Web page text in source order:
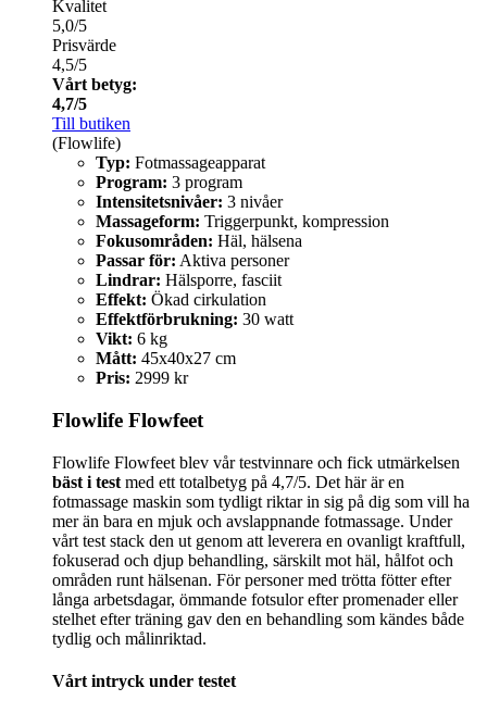
Kvalitet
5,0/5
Prisvärde
4,5/5
Vårt betyg:
4,7/5
Till butiken
(Flowlife)
Typ: Fotmassageapparat
Program: 3 program
Intensitetsnivåer: 3 nivåer
Massageform: Triggerpunkt, kompression
Fokusområden: Häl, hälsena
Passar för: Aktiva personer
Lindrar: Hälsporre, fasciit
Effekt: Ökad cirkulation
Effektförbrukning: 30 watt
Vikt: 6 kg
Mått: 45x40x27 cm
Pris: 2999 kr
Flowlife Flowfeet
Flowlife Flowfeet blev vår testvinnare och fick utmärkelsen
bäst i test med ett totalbetyg på 4,7/5. Det här är en
fotmassage maskin som tydligt riktar in sig på dig som vill ha
mer än bara en mjuk och avslappnande fotmassage. Under
vårt test stack den ut genom att leverera en ovanligt kraftfull,
fokuserad och djup behandling, särskilt mot häl, hålfot och
områden runt hälsenan. För personer med trötta fötter efter
långa arbetsdagar, ömmande fotsulor efter promenader eller
stelhet efter träning gav den en behandling som kändes både
tydlig och målinriktad.
Vårt intryck under testet